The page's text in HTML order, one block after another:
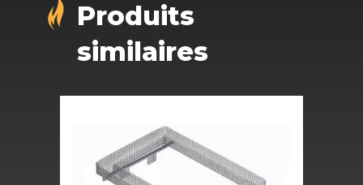
Produits
similaires